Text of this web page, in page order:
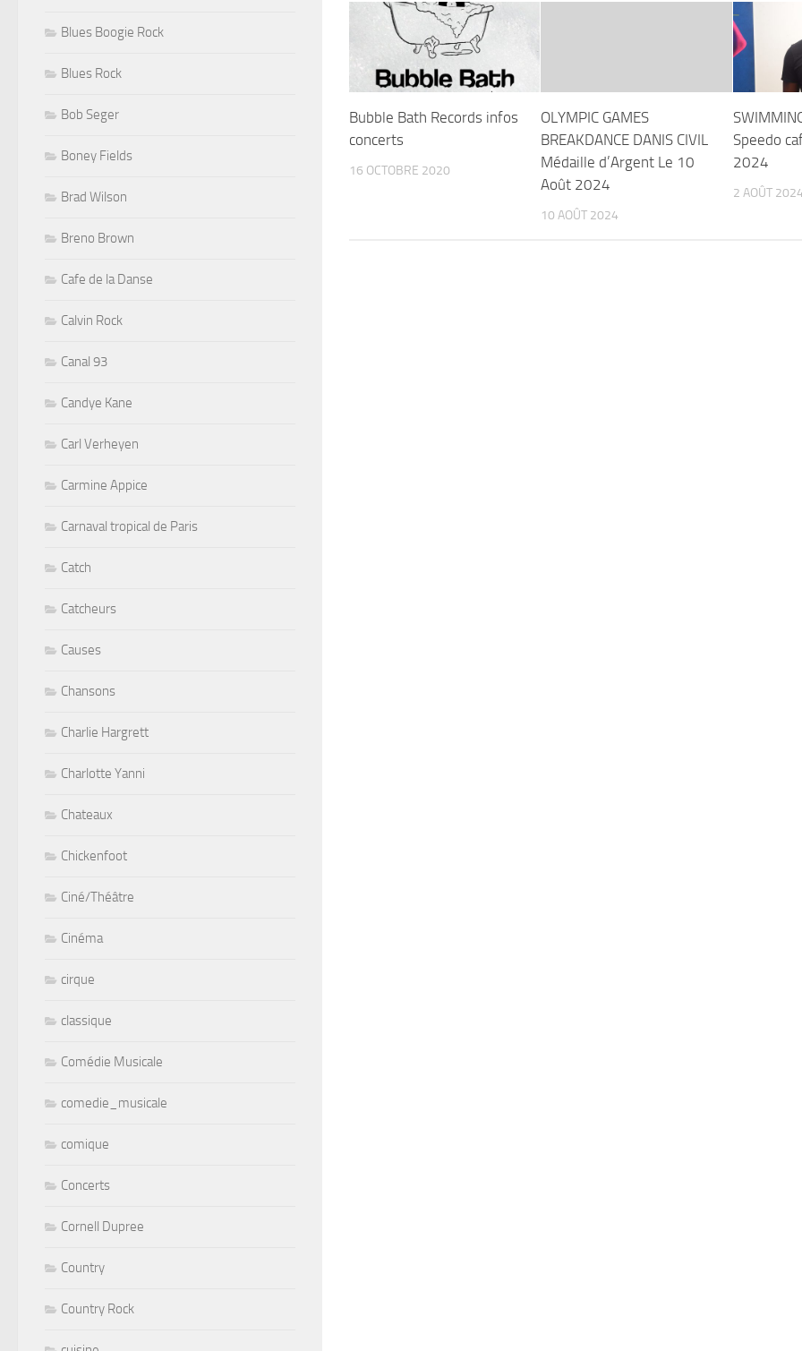
Bubble Bath Records infos
concerts
16 OCTOBRE 2020
OLYMPIC GAMES
BREAKDANCE DANIS CIVIL
Médaille d’Argent Le 10
Août 2024
10 AOÛT 2024
Speedo
2024
2 AOÛT
Blues Boogie Rock
Blues Rock
Bob Seger
Boney Fields
Brad Wilson
Breno Brown
Cafe de la Danse
Calvin Rock
Canal 93
Candye Kane
Carl Verheyen
Carmine Appice
Carnaval tropical de Paris
Catch
Catcheurs
Causes
Chansons
Charlie Hargrett
Charlotte Yanni
Chateaux
Chickenfoot
Ciné/Théâtre
Cinéma
cirque
classique
Comédie Musicale
comedie_musicale
comique
Concerts
Cornell Dupree
Country
Country Rock